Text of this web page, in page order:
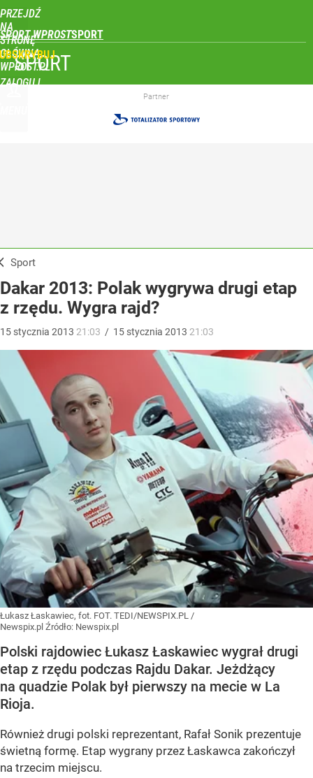
PRZEJDŹ
NA
STRONĘ
GŁÓWNĄ
WPROST.PL
SPORT WPROST
ZALOGUJ
SPORT
Partner
Sport
Dakar 2013: Polak wygrywa drugi etap
z rzędu. Wygra rajd?
15 stycznia 2013 21:03 / 15 stycznia 2013 21:03
Łukasz Łaskawiec, fot. FOT. TEDI/NEWSPIX.PL /
Newspix.pl Źródło: Newspix.pl
Polski rajdowiec Łukasz Łaskawiec wygrał drugi
etap z rzędu podczas Rajdu Dakar. Jeżdżący
na quadzie Polak był pierwszy na mecie w La
Rioja.
Również drugi polski reprezentant, Rafał Sonik prezentuje
świetną formę. Etap wygrany przez Łaskawca zakończył
na trzecim miejscu.